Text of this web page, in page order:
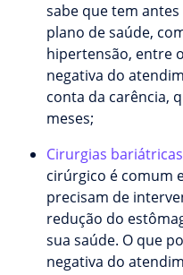
sabe que tem
plano de saúde,
hipertensão, entre
negativa do
conta da carência,
meses;
Cirurgias bariátricas
cirúrgico é comum
precisam de
redução do
sua saúde. O que
negativa do